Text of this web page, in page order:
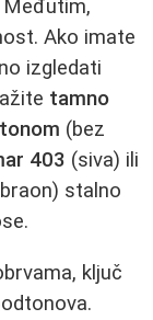
Međutim,
Ako imate
izgledati
tamno
(bez
403 (siva) ili
stalno
ključ